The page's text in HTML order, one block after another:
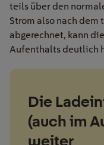
teils über den
Strom also nach
abgerechnet, kann
Aufenthalts deutlich
Die
(auch im
weiter